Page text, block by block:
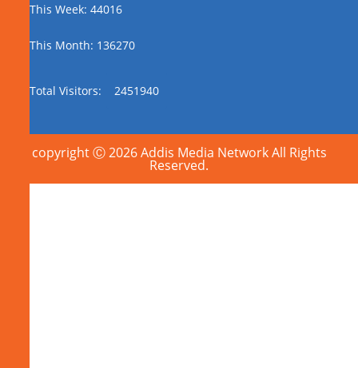
This Week: 44016
This Month: 136270
Total Visitors: 2451940
copyright Ⓒ 2026 Addis Media Network All Rights
Reserved.